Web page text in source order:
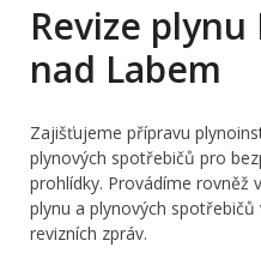
Revize
nad Labem
Zajišťujeme přípravu
plynových spotřebičů pro
prohlídky. Provádíme rovněž
plynu a plynových
revizních zpráv.